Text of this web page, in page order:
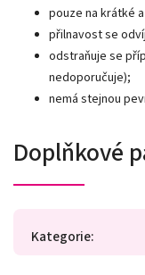
pouze na krátké
přilnavost se
odstraňuje se
nedoporučuje);
nemá stejnou
Doplňkové
Kategorie: